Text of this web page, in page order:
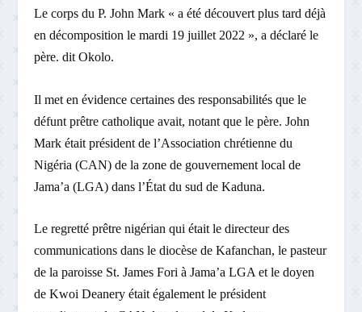
Le corps du P. John Mark « a été découvert plus tard déjà
en décomposition le mardi 19 juillet 2022 », a déclaré le
père. dit Okolo.
Il met en évidence certaines des responsabilités que le
défunt prêtre catholique avait, notant que le père. John
Mark était président de l’Association chrétienne du
Nigéria (CAN) de la zone de gouvernement local de
Jama’a (LGA) dans l’État du sud de Kaduna.
Le regretté prêtre nigérian qui était le directeur des
communications dans le diocèse de Kafanchan, le pasteur
de la paroisse St. James Fori à Jama’a LGA et le doyen
de Kwoi Deanery était également le président